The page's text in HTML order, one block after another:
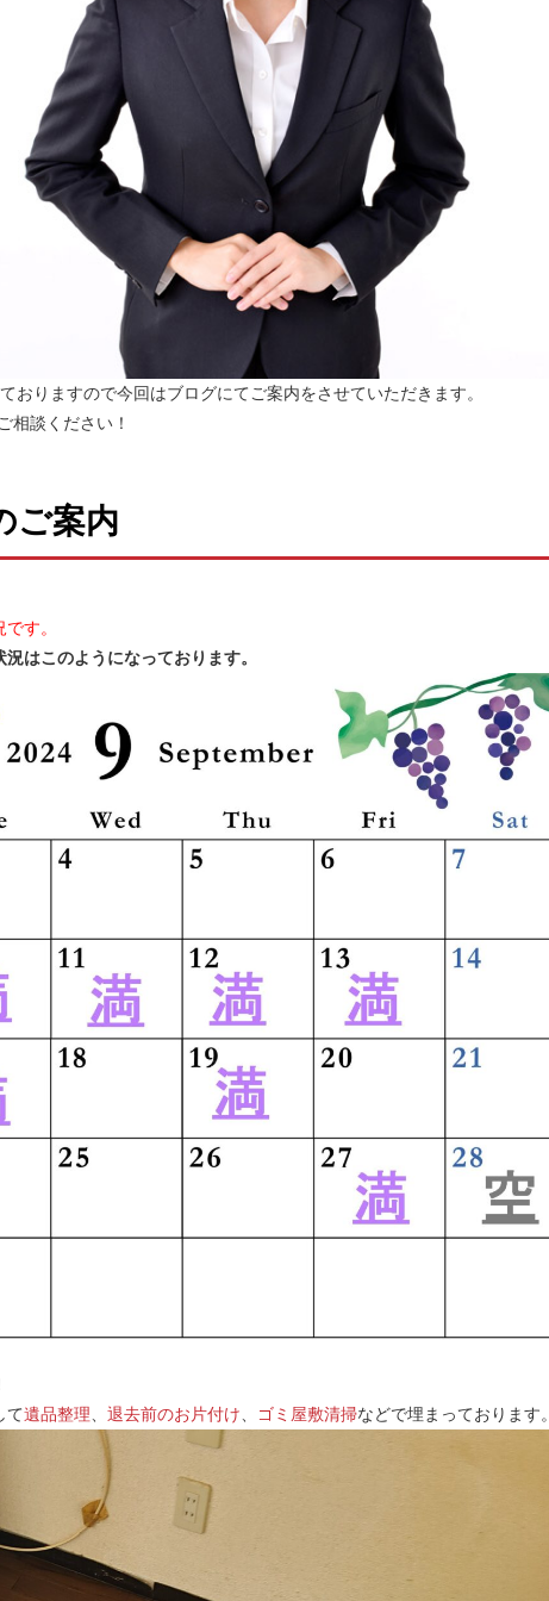
おりますので今回はブログにてご案内をさせていただきます。
相談ください！
ご案内
す。
はこのようになっております。
て遺品整理、 退去前のお片付け、 ゴミ屋敷清掃などで埋まっております。